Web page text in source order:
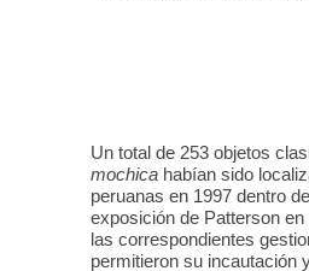
Un total de 253 objetos
mochica habían sido
peruanas en 1997 dentro
exposición de Patterson
las correspondientes
permitieron su incautación